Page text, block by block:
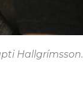
Hallgrímsson.